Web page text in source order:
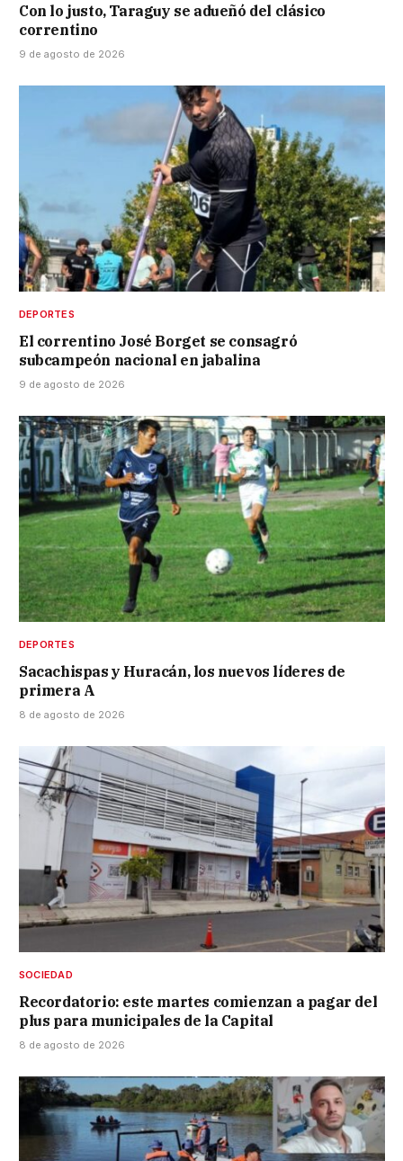
Con lo justo, Taraguy se adueñó del clásico
correntino
9 de agosto de 2026
DEPORTES
El correntino José Borget se consagró
subcampeón nacional en jabalina
9 de agosto de 2026
DEPORTES
Sacachispas y Huracán, los nuevos líderes de
primera A
8 de agosto de 2026
SOCIEDAD
Recordatorio: este martes comienzan a pagar del
plus para municipales de la Capital
8 de agosto de 2026